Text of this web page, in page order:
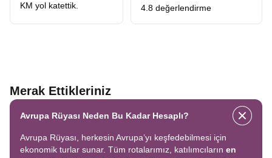
KM yol katettik. 4.8 değerlendirme
Merak Ettikleriniz
Avrupa Rüyası Neden Bu Kadar Hesaplı?
Avrupa Rüyası, herkesin Avrupa’yı keşfedebilmesi için
ekonomik turlar sunar. Tüm rotalarımız, katılımcıların en